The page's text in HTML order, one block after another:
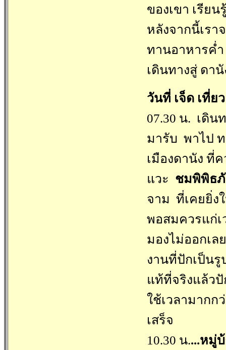
ของเขา เรียน
หลังจากนี้เรา
ทานอาหารค่ำ
เดินทางสู่ ดา
วันที่ เจ็ด เที่ย
07.30 น. เดิน
มารับ พาไป
เมืองดานัง ที่
แวะ ชมพิพิธ
จาม ที่เคยยิ่ง
พอสมควรแก่
มองไม่ออกเล
งานที่ปักเป็นรู
แท้ที่จริงแล้ว
ใช้เวลามากก
เสร็จ
10.30 น....หมู่